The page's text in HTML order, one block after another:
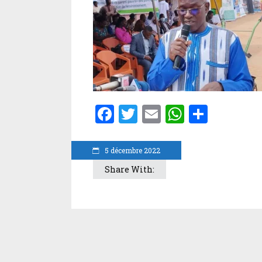
5 décembre 2022
Facebook
Twitter
Email
Share With: